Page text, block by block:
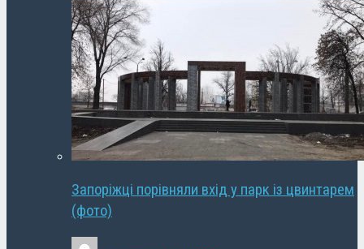
Запоріжці порівняли вхід у парк із цвинтарем
(фото)